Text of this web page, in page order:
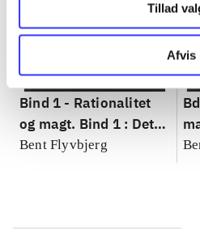
Tillad
Afvis
Bind 1 - Rationalitet
og magt. Bind 1 : Det
konkretes videnskab
Bent Flyvbjerg